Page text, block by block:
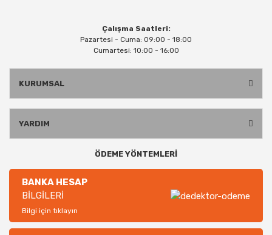
Çalışma Saatleri:
Pazartesi - Cuma: 09:00 - 18:00
Cumartesi: 10:00 - 16:00
KURUMSAL
YARDIM
ÖDEME YÖNTEMLERİ
BANKA HESAP
BİLGİLERİ
Bilgi için tıklayın